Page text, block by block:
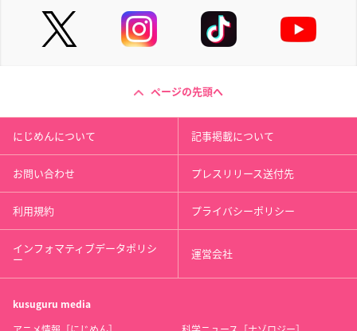
ページの先頭へ
にじめんについて 記事掲載について
お問い合わせ プレスリリース送付先
利用規約 プライバシーポリシー
インフォマティブデータポリシ
ー 運営会社
kusuguru media